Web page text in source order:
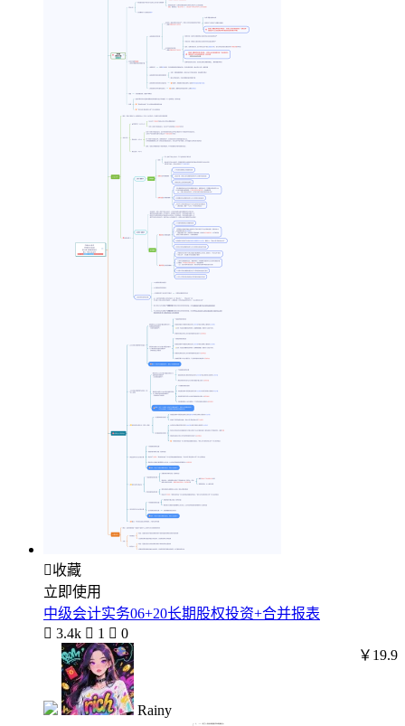
收藏
立即使用
中级会计实务06+20长期股权投资+合并报表
 3.4k  1  0
Rainy
￥19.9